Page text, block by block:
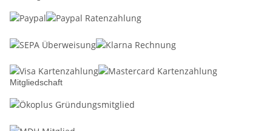
Mitgliedschaft